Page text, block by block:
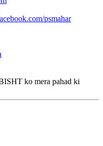
psmahar
ko mera pahad ki